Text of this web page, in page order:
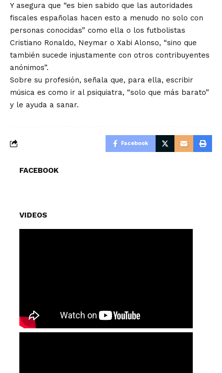
Y asegura que “es bien sabido que las autoridades
fiscales españolas hacen esto a menudo no solo con
personas conocidas” como ella o los futbolistas
Cristiano Ronaldo, Neymar o Xabi Alonso, “sino que
también sucede injustamente con otros contribuyentes
anónimos”.
Sobre su profesión, señala que, para ella, escribir
música es como ir al psiquiatra, “solo que más barato”
y le ayuda a sanar.
Facebook
FACEBOOK
VIDEOS